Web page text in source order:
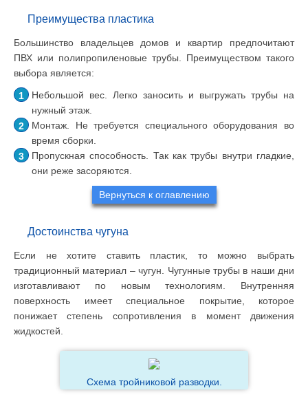
Преимущества пластика
Большинство владельцев домов и квартир предпочитают
ПВХ или полипропиленовые трубы. Преимуществом такого
выбора является:
Небольшой вес. Легко заносить и выгружать трубы на
нужный этаж.
Монтаж. Не требуется специального оборудования во
время сборки.
Пропускная способность. Так как трубы внутри гладкие,
они реже засоряются.
Вернуться к оглавлению
Достоинства чугуна
Если не хотите ставить пластик, то можно выбрать
традиционный материал – чугун. Чугунные трубы в наши дни
изготавливают по новым технологиям. Внутренняя
поверхность имеет специальное покрытие, которое
понижает степень сопротивления в момент движения
жидкостей.
Схема тройниковой разводки.